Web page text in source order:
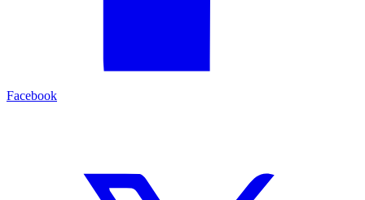
Facebook